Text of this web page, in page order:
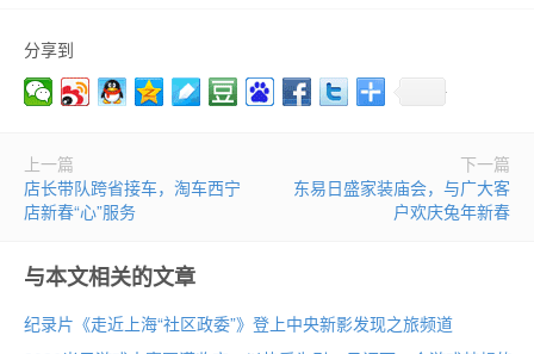
分享到
上一篇
店长带队跨省接车，淘车西宁
店新春“心”服务
下一篇
东易日盛家装庙会，与广大客
户欢庆兔年新春
与本文相关的文章
纪录片《走近上海“社区政委”》登上中央新影发现之旅频道